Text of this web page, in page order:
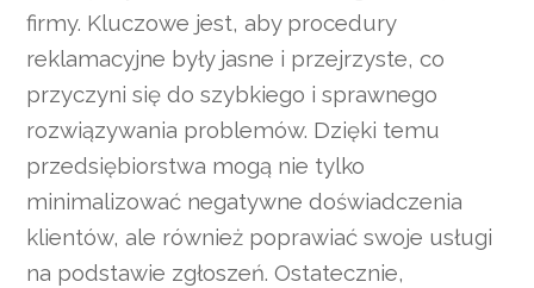
firmy. Kluczowe jest, aby procedury
reklamacyjne były jasne i przejrzyste, co
przyczyni się do szybkiego i sprawnego
rozwiązywania problemów. Dzięki temu
przedsiębiorstwa mogą nie tylko
minimalizować negatywne doświadczenia
klientów, ale również poprawiać swoje usługi
na podstawie zgłoszeń. Ostatecznie,